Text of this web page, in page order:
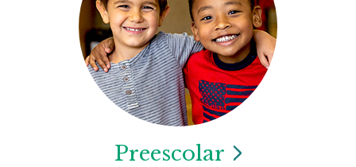
Preescolar